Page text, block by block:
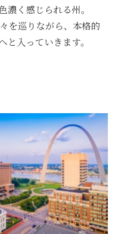
濃く感じられる州。
を巡りながら、本格的
と入っていきます。